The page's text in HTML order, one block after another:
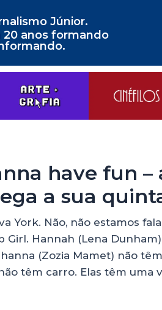
Júnior.
20 anos formando
have fun –
a sua
York. Não, não estamos
Girl. Hannah (Lena
(Zozia Mamet) não
têm carro. Elas têm uma